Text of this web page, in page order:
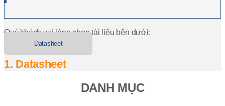
Quý khách vui lòng chọn tài liệu bên dưới:
Datasheet
1. Datasheet
DANH MỤC